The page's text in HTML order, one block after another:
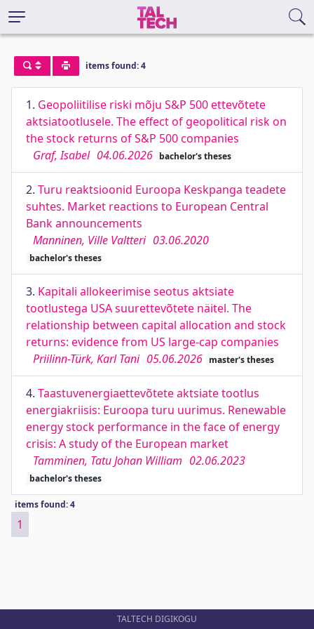
items found: 4
1. Geopoliitilise riski mõju S&P 500 ettevõtete
aktsiatootlusele. The effect of geopolitical risk on
the stock returns of S&P 500 companies
Graf, Isabel 04.06.2026 bachelor's theses
2. Turu reaktsioonid Euroopa Keskpanga teadete
suhtes. Market reactions to European Central
Bank announcements
Manninen, Ville Valtteri 03.06.2020
bachelor's theses
3. Kapitali allokeerimise seotus aktsiate
tootlustega USA suurettevõtete näitel. The
relationship between capital allocation and stock
returns: evidence from US large-cap companies
Priilinn-Türk, Karl Tani 05.06.2026 master's theses
4. Taastuvenergiaettevõtete aktsiate tootlus
energiakriisis: Euroopa turu uurimus. Renewable
energy stock performance in the face of energy
crisis: A study of the European market
Tamminen, Tatu Johan William 02.06.2023
bachelor's theses
items found: 4
1
TALTECH DIGIKOGU